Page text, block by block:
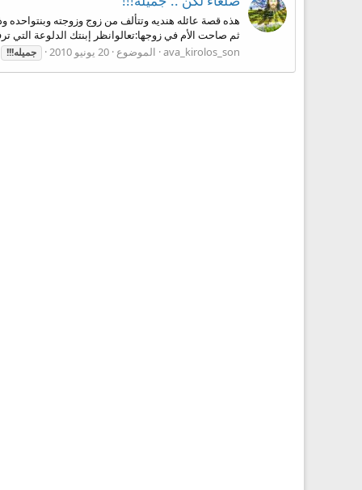
هذه قصة عائله هنديه وتتألف من زوج وزوجته وبنتواحده
ثم صاحت الأم في زوجها:تعالوانظر إبنتك الدلوعة التي
ava_kirolos_son الموضوع 20 يونيو 2010 جميله!!!